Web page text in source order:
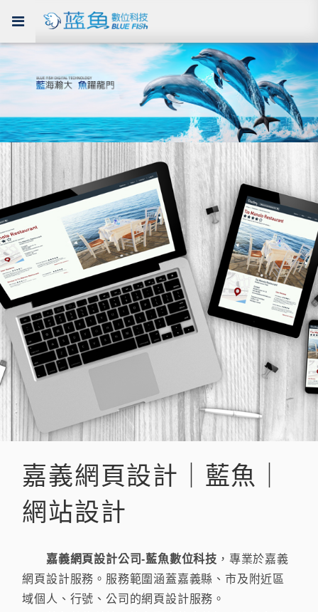
嘉義網頁設計｜藍魚｜
網站設計
嘉義網頁設計公司-藍魚數位科技 ，專業於嘉義
網頁設計服務。服務範圍涵蓋嘉義縣、市及附近區
域個人、行號、公司的網頁設計服務。